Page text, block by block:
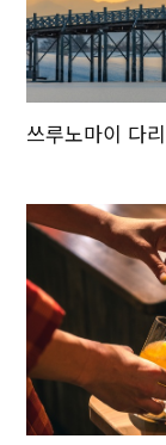
쓰루노마이 다리